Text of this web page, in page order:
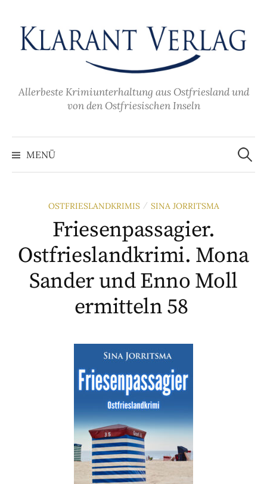
Inhalt
überspringen
Allerbeste Krimiunterhaltung aus Ostfriesland und
von den Ostfriesischen Inseln
MENÜ
Suche
nach:
OSTFRIESLANDKRIMIS / SINA JORRITSMA
Friesenpassagier.
Ostfrieslandkrimi. Mona
Sander und Enno Moll
ermitteln 58